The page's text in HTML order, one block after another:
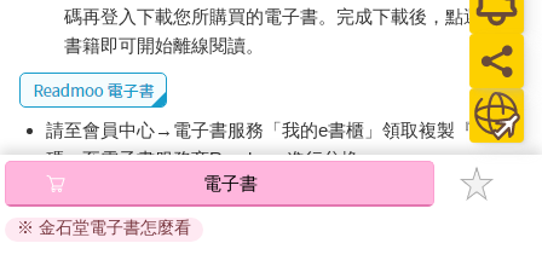
碼再登入下載您所購買的電子書。完成下載後，點選任一
書籍即可開始離線閱讀。
請至會員中心→電子書服務「我的e書櫃」領取複製『兌換
碼』至電子書服務商Readmoo進行兌換。
退換貨須知：
因版權保護，您在金石堂所購買的電子書僅能以金石堂專屬
電子書
※ 金石堂電子書怎麼看